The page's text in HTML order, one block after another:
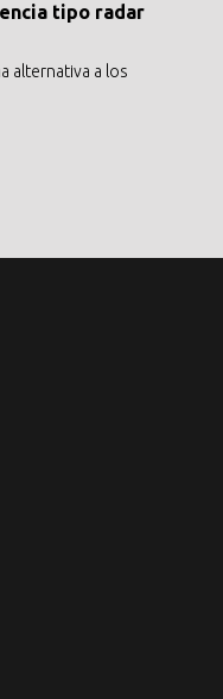
tipo radar
alternativa a los